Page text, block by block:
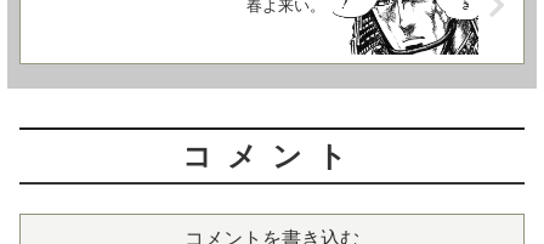
春よ来い。
コメント
コメントを書き込む